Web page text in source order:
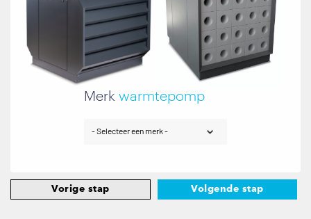
Merkwarmtepomp
Vorige stap Volgende stap